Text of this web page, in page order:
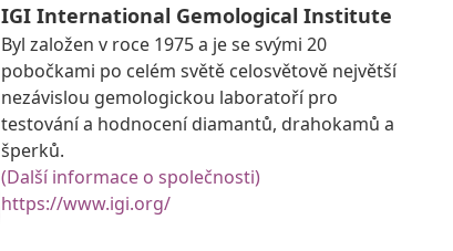
IGI International Gemological Institute
Byl založen v roce 1975 a je se svými 20
pobočkami po celém světě celosvětově největší
nezávislou gemologickou laboratoří pro
testování a hodnocení diamantů, drahokamů a
šperků.
(Další informace o společnosti)
https://www.igi.org/